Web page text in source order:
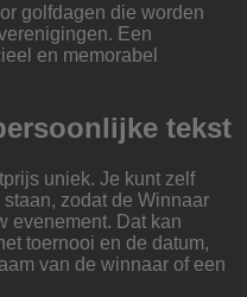
golfdagen die worden
Een
en memorabel
tekst
uniek. Je kunt zelf
zodat de Winnaar
evenement. Dat kan
toernooi en de datum,
van de winnaar of een